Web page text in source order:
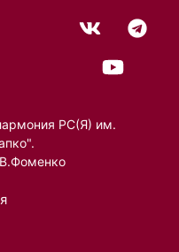
РС(Я) им.